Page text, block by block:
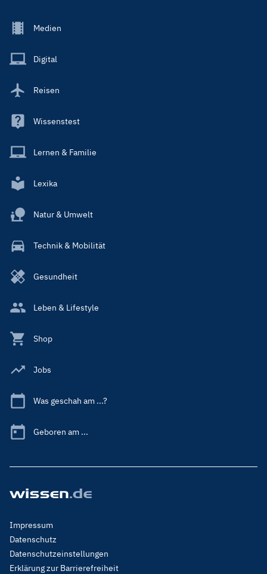
Footer
Main
Medien
Digital
Reisen
Wissenstest
Lernen & Familie
Lexika
Natur & Umwelt
Technik & Mobilität
Gesundheit
Leben & Lifestyle
Shop
Jobs
Was geschah am ...?
Geboren am ...
Footer
Menu
Legal
Impressum
Datenschutz
Datenschutzeinstellungen
Erklärung zur Barrierefreiheit